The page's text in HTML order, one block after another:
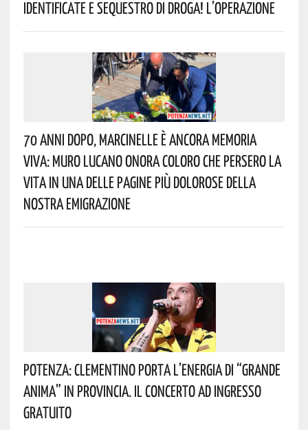
Identificate E Sequestro Di Droga! L’operazione
70 Anni Dopo, Marcinelle È Ancora Memoria
Viva: Muro Lucano Onora Coloro Che Persero La
Vita In Una Delle Pagine Più Dolorose Della
Nostra Emigrazione
Potenza: Clementino Porta L’energia Di “Grande
Anima” In Provincia. Il Concerto Ad Ingresso
Gratuito